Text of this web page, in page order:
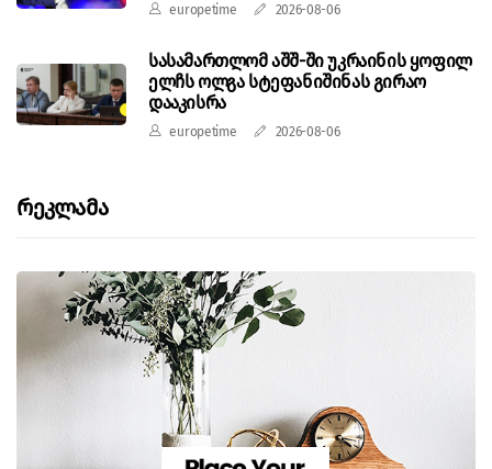
europetime 2026-08-06
სასამართლომ აშშ-ში უკრაინის ყოფილ
ელჩს ოლგა სტეფანიშინას გირაო
დააკისრა
europetime 2026-08-06
Რეკლამა